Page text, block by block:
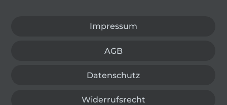
Impressum
AGB
Datenschutz
Widerrufsrecht